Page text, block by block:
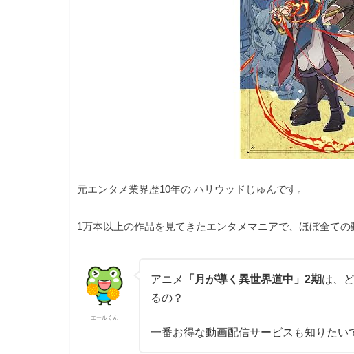
元エンタメ業界歴10年の ハリウッドじゅんです。
1万本以上の作品を見てきたエンタメマニアで、ほぼ全て
エールくん
アニメ 「月が導く異世界道中」2期は、
るの？
一番お得な動画配信サービスも知りたい